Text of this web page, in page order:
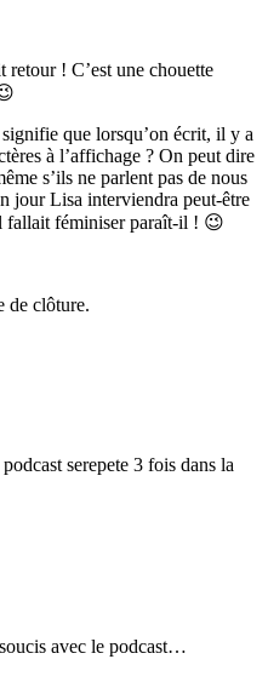
! C’est une chouette
que lorsqu’on écrit, il y a
à l’affichage ? On peut dire
s’ils ne parlent pas de nous
jour Lisa interviendra peut-être
fallait féminiser paraît-il ! 😉
de clôture.
serepete 3 fois dans la
avec le podcast…